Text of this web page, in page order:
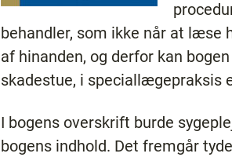
behandler, som ikke når at
af hinanden, og derfor kan
skadestue, i
I bogens overskrift burde
bogens indhold. Det fremgår